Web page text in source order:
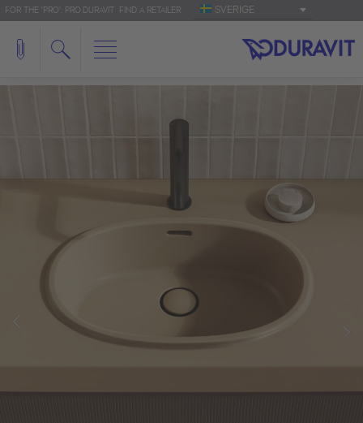
FOR THE 'PRO': PRO.DURAVIT FIND A RETAILER SVERIGE